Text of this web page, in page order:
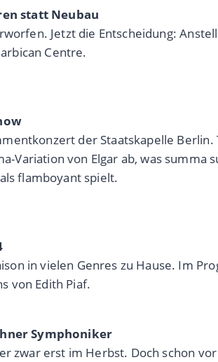
statt Neubau
Jetzt die Entscheidung:
Centre.
der Staatskapelle
Variation von Elgar ab, was
flamboyant spielt.
in vielen Genres zu Hause. Im
von Edith Piaf.
Symphoniker
erst im Herbst. Doch schon